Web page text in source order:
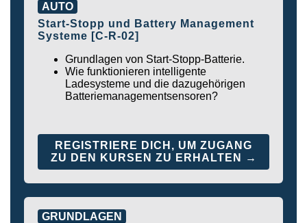
AUTO
Start-Stopp und Battery Management
Systeme [C-R-02]
Grundlagen von Start-Stopp-Batterie.
Wie funktionieren intelligente
Ladesysteme und die dazugehörigen
Batteriemanagementsensoren?
REGISTRIERE DICH, UM ZUGANG
ZU DEN KURSEN ZU ERHALTEN →
GRUNDLAGEN